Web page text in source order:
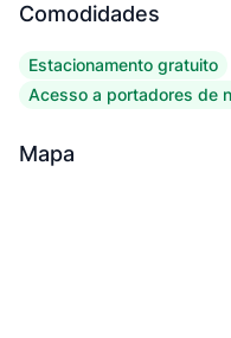
Comodidades
Estacionamento gratuito
Acesso a portadores de
Mapa